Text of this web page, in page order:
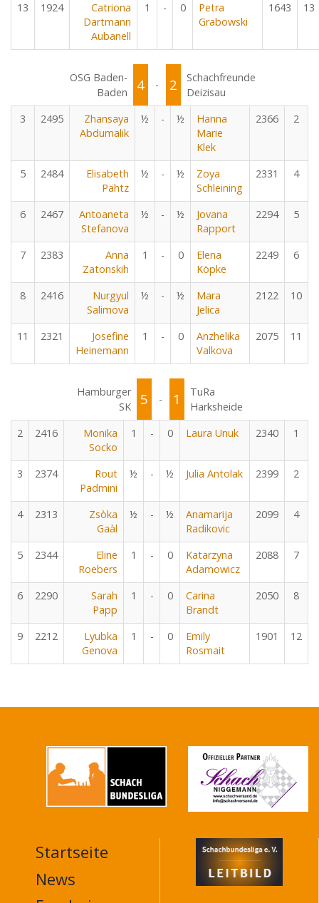
13
1924
Catriona
Dartmann
Aubanell
1 - 0
Petra
Grabowski
1643 13
OSG Baden-
Baden
4 - 2
Schachfreunde
Deizisau
3
2495
Zhansaya
Abdumalik
½ - ½
Hanna
Marie
Klek
2366 2
5 2484
Elisabeth
Pähtz
½ - ½
Zoya
Schleining
2331 4
6 2467
Antoaneta
Stefanova
½ - ½
Jovana
Rapport
2294 5
7 2383
Anna
Zatonskih
1 - 0
Elena
Köpke
2249 6
8 2416
Nurgyul
Salimova
½ - ½
Mara
Jelica
2122 10
11 2321
Josefine
Heinemann
1 - 0
Anzhelika
Valkova
2075 11
Hamburger
SK
5 - 1
TuRa
Harksheide
2
2416
Monika
Socko
1 - 0 Laura Unuk 2340 1
3 2374
Rout
Padmini
½ - ½ Julia Antolak 2399 2
4 2313
Zsòka
Gaàl
½ - ½
Anamarija
Radikovic
2099 4
5 2344
Eline
Roebers
1 - 0
Katarzyna
Adamowicz
2088 7
6 2290
Sarah
Papp
1 - 0
Carina
Brandt
2050 8
9 2212
Lyubka
Genova
1 - 0
Emily
Rosmait
1901 12
MAIN
NAVIGATION
FOOTER
Startseite
News